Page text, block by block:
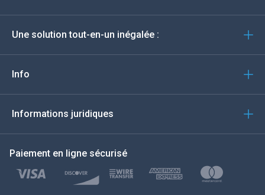
Deutsch
Türkçe
Polski
Une solution tout-en-un inégalée :
Info
Informations juridiques
Paiement en ligne sécurisé